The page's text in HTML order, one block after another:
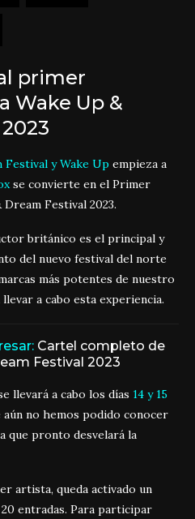
primer
Wake Up &
Festival y Wake Up empieza a
se convierte en el Primer
Festival 2023.
británico es el principal y
del nuevo festival del norte
más potentes de nuestro
a cabo esta experiencia.
Cartel completo de
Festival 2023
llevará a cabo los días 14 y 15
aún no hemos podido conocer
que pronto desvelará la
artista, queda activado un
entradas. Para participar